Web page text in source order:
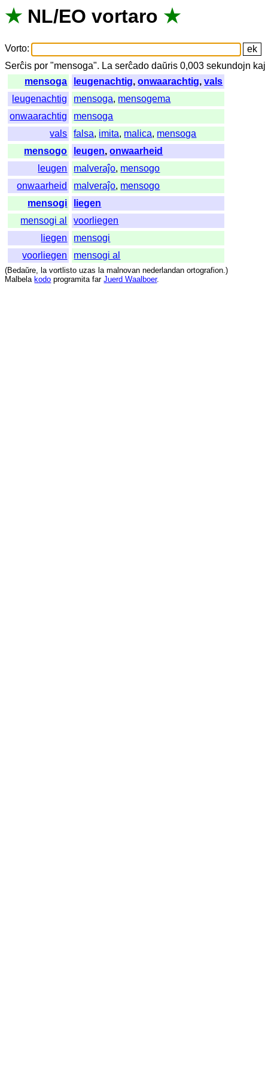
★ NL/EO vortaro ★
Vorto:
Serĉis por "mensoga". La serĉado daŭris 0,003sekundojn kaj
mensoga
leugenachtig,onwaarachtig,vals
leugenachtig
mensoga, mensogema
onwaarachtig
mensoga
vals
falsa, imita, malica, mensoga
mensogo
leugen,onwaarheid
leugen
malveraĵo, mensogo
onwaarheid
malveraĵo, mensogo
mensogi
liegen
mensogi al
voorliegen
liegen
mensogi
voorliegen
mensogi al
(Bedaŭre, la vortlisto uzas la malnovan nederlandan ortografion.)
Malbela kodo programita far Juerd Waalboer.